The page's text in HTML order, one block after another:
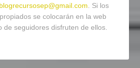
blogrecursosep@gmail.com. Si los
se colocarán en la web
de seguidores disfruten de ellos.